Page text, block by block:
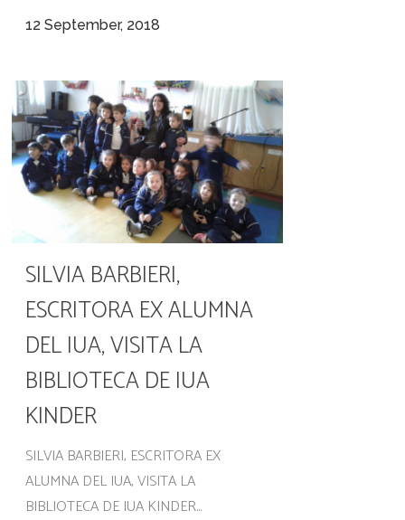
12 September, 2018
SILVIA BARBIERI,
ESCRITORA EX ALUMNA
DEL IUA, VISITA LA
BIBLIOTECA DE IUA
KINDER
SILVIA BARBIERI, ESCRITORA EX
ALUMNA DEL IUA, VISITA LA
BIBLIOTECA DE IUA KINDER...